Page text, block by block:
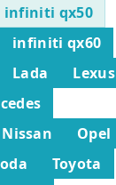
infiniti qx50
infiniti qx60
Lada
Lexus
Nissan
Opel
Toyota